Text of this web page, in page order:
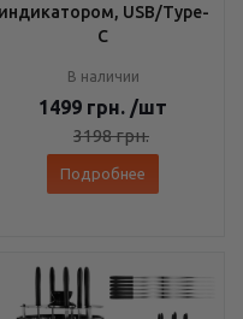
индикатором, USB/Type-
C
В наличии
1499 грн. /шт
3198грн.
Подробнее